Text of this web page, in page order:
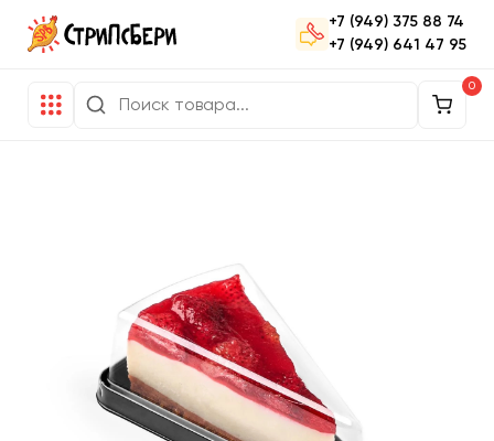
+7 (949) 375 88 74
+7 (949) 641 47 95
0